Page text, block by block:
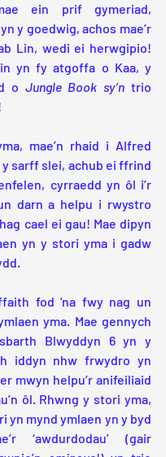
ein prif gymeriad,
y goedwig, achos mae’r
ab Lin, wedi ei herwgipio!
yn fy atgoffa o Kaa, y
o Jungle Book sy’n trio
mae’n rhaid i Alfred
sarff slei, achub ei ffrind
cyrraedd yn ôl i’r
darn a helpu i rwystro
cael ei gau! Mae dipyn
yn y stori yma i gadw
ffaith fod 'na fwy nag un
yma. Mae gennych
Blwyddyn 6 yn y
iddyn nhw frwydro yn
mwyn helpu’r anifeiliaid
ôl. Rhwng y stori yma,
yn mynd ymlaen yn y byd
‘awdurdodau’ (gair